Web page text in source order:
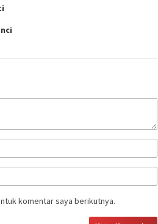
komentar saya berikutnya.